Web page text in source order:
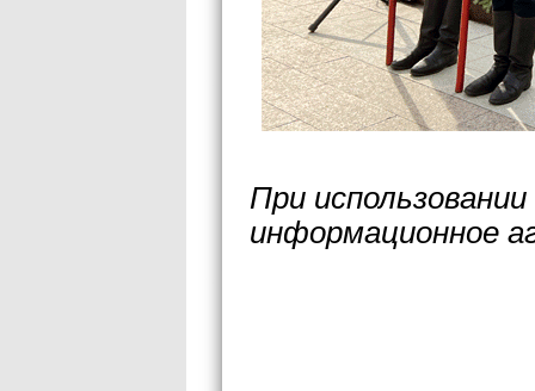
При
информационное